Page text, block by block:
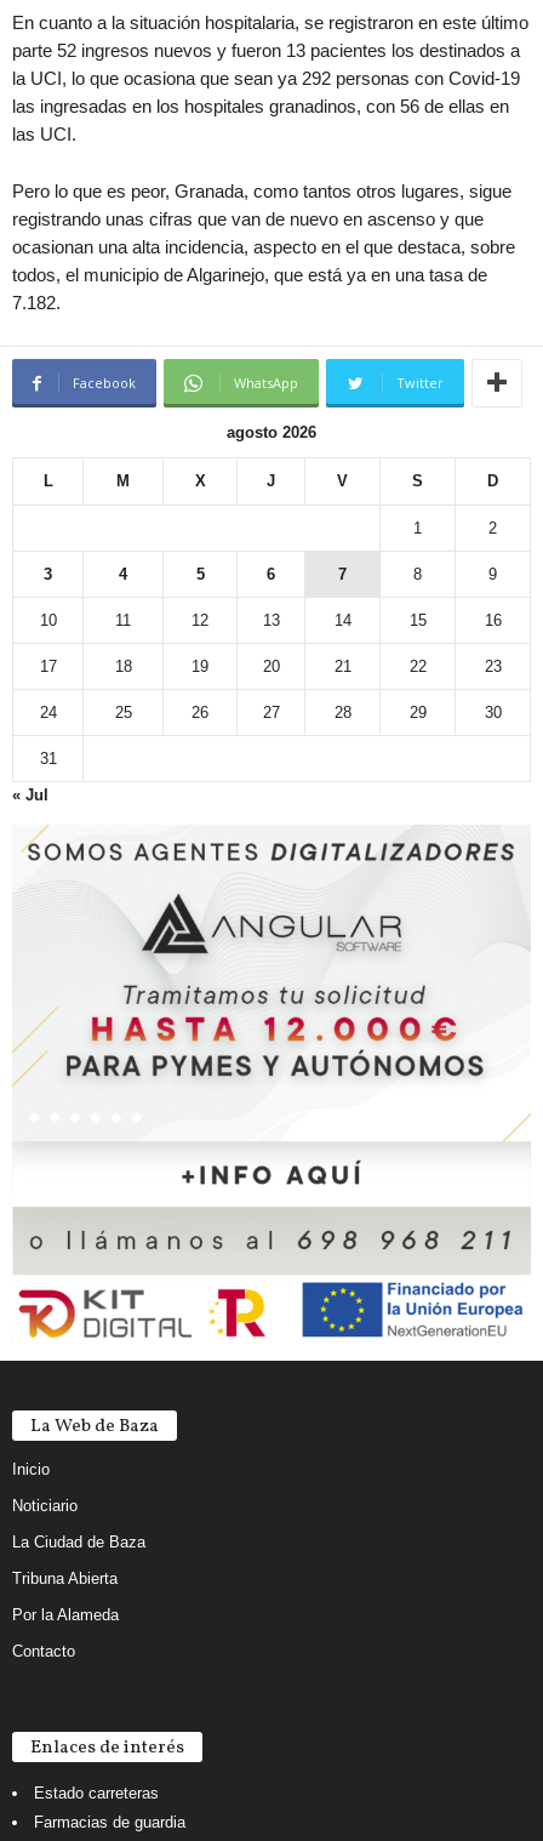
En cuanto a la situación hospitalaria, se registraron en este último
parte 52 ingresos nuevos y fueron 13 pacientes los destinados a
la UCI, lo que ocasiona que sean ya 292 personas con Covid-19
las ingresadas en los hospitales granadinos, con 56 de ellas en
las UCI.
Pero lo que es peor, Granada, como tantos otros lugares, sigue
registrando unas cifras que van de nuevo en ascenso y que
ocasionan una alta incidencia, aspecto en el que destaca, sobre
todos, el municipio de Algarinejo, que está ya en una tasa de
7.182.
Facebook WhatsApp Twitter
agosto 2026
L M X J V S D
1 2
3 4 5 6 7 8 9
10 11 12 13 14 15 16
17 18 19 20 21 22 23
24 25 26 27 28 29 30
31
« Jul
La Web de Baza
Inicio
Noticiario
La Ciudad de Baza
Tribuna Abierta
Por la Alameda
Contacto
Enlaces de interés
Estado carreteras
Farmacias de guardia